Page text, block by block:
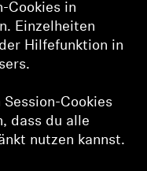
Cookies in
Einzelheiten
Hilfefunktion in
Cookies
dass du alle
nutzen kannst.